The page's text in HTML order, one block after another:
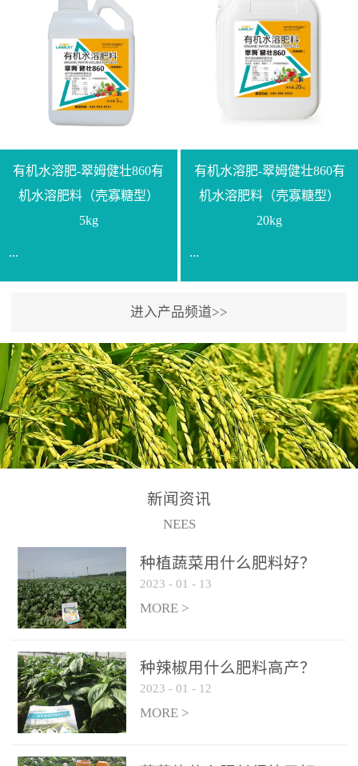
【通用名称】脲甲醛缓释
氮肥【产品形态】水剂
【产品规格】1000g【技术
指标】N≥330g/L【企业标
准】Q/LML O01-2022【使
用方法】1、飞防：每亩
复配其他农药、肥料并提
高药效，间隔2-3周，可连
释均匀喷施苗床;移栽前一
天，用同样方法再喷施一
次。移栽前使用，储存在
苗株体内，移栽后，逐步
释放并快速补充营养。3、
作为补氮肥使用：30-100
倍喷施，在开花前期、幼
果期及采摘后各施一次，
间隔2-3周喷施一次。4、
作为叶面肥喷施使用：稀
周喷施一次。5、冲施及滴
灌：亩用量2-3公斤，冲施
进水75%后再进肥效果更
佳。
【通用名称】微生物菌剂
【产品剂型】颗粒【产品
规格】20kg【技术指标】
有效活菌数≥10.0亿/克【增
效物质】有机质≥40%;小分
子有机碳≥23%;壳寡糖
底肥：亩用本品40kg-
100kg可替代有机肥，配合
与复合肥、水溶肥或细土
混均后沟施、穴施、撒施
均可。3、沟施穴施:幼树
环状沟施，每棵用150-
200g，成年树放射状沟
施，每棵用0.5kg-1kg，可
拌肥施，也可拌土施。4、
拌苗床土：每平方米苗床
土用本品1kg-2kg与苗床土
混匀后播种。5、园林盆
土用本品30g-50g追肥或作
底肥。
有机水溶肥-翠姆健壮860有
机水溶肥料（壳寡糖型）
5kg
...
【通用名称】有机水溶肥
料【产品剂型】水剂【产
品规格】5kg、20kg【技术
指标】有机质≥200g/L、
N+K2O70g/L、PH:6.5-
8.5、水不溶物≤50g/L【执
行标准】NY/T3831-
(2019)准字15306号【使用
灌及无土栽培和营养液的
配方施肥。1、苗期冲施、
滴灌:3-5kg/亩/次(45-75kg/
公顷/次)。2、花前花后或
生长前期︰冲施、滴灌2.5-
5kg/亩/次配合大量元素水
溶肥一起使用，花芽、花
苞饱满，座果率高。3、幼
有机水溶肥-翠姆健壮860有
机水溶肥料（壳寡糖型）
20kg
...
【通用名称】有机水溶肥
料【产品剂型】水剂【产
品规格】5kg、20kg【技术
指标】有机质≥200g/L、
N+K2O70g/L、PH:6.5-
8.5、水不溶物≤50g/L【执
行标准】NY/T3831-
(2019)准字15306号【使用
方法】适合于基施、追
灌及无土栽培和营养液的
配方施肥。1、苗期冲施、
5kg/亩/次配合大量元素水
进入产品频道>>
新闻资讯
NEES
种植蔬菜用什么肥料好？
2023 - 01 - 13
MORE >
种辣椒用什么肥料高产？
2023 - 01 - 12
MORE >